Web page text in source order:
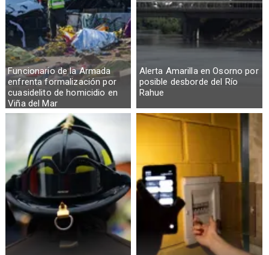
Funcionario de la Armada
enfrenta formalización por
cuasidelito de homicidio en
Viña del Mar
Alerta Amarilla en Osorno por
posible desborde del Río
Rahue